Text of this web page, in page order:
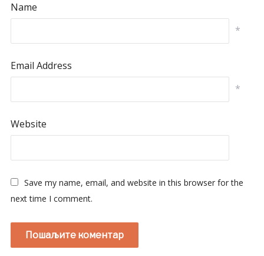
Name
*
Email Address
*
Website
Save my name, email, and website in this browser for the
next time I comment.